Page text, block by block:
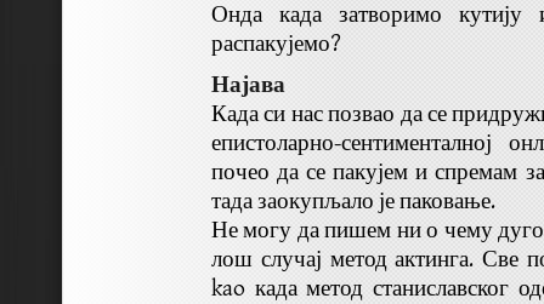
Онда када затворимо
распакујемо?
Најава
Када си нас позвао да се
епистоларно-сентименталној
почео да се пакујем и спремам
тада заокупљало је паковање.
Не могу да пишем ни о чему
лош случај метод актинга. Све
kao када метод станиславског